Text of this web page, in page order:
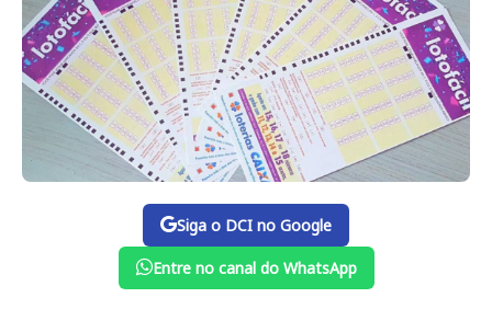
Siga o DCI no Google
Entre no canal do WhatsApp